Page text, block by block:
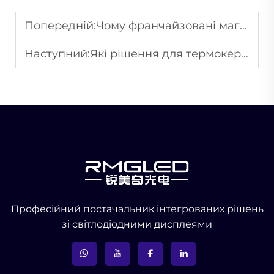
Попередній:Чому франчайзовані магазини віддають перевагу уніфікованим системам рекламного оформлення?
Наступний:Які рішення для термокерування використовуються в панелях світлодіодних дисплеїв високої потужності?
Професійний постачальник інтегрованих рішень
зі світлодіодними дисплеями